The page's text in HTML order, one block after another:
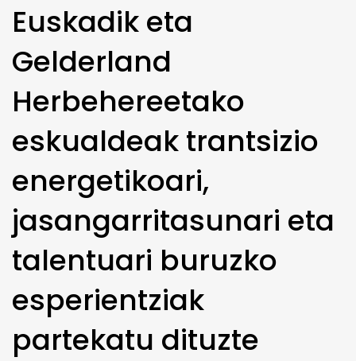
Euskadik eta
Gelderland
Herbehereetako
eskualdeak trantsizio
energetikoari,
jasangarritasunari eta
talentuari buruzko
esperientziak
partekatu dituzte